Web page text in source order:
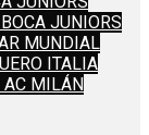
JUNIORS
MUNDIAL
ITALIA
MILÁN